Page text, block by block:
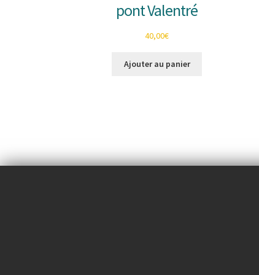
pont Valentré
40,00€
Ajouter au panier